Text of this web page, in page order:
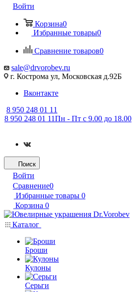
Войти
Корзина0
Избранные товары0
Сравнение товаров0
sale@drvorobev.ru
г. Кострома ул, Московская д.92Б
Вконтакте
8 950 248 01 11
8 950 248 01 11Пн - Пт с 9.00 до 18.00
Поиск
Войти
Сравнение0
Избранные товары 0
Корзина 0
Каталог
Броши
Кулоны
Серьги